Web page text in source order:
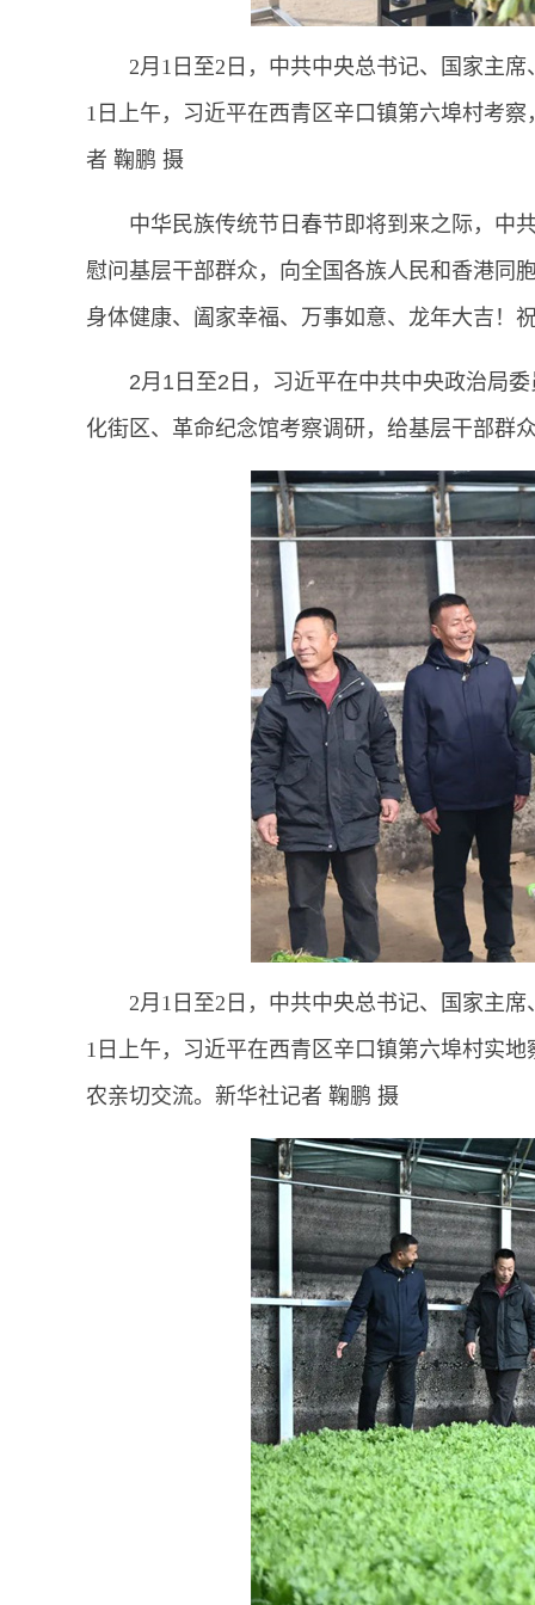
2月1日至2日，中共中央总书记、国家主
1日上午，习近平在西青区辛口镇第六埠村考
者 鞠鹏 摄
中华民族传统节日春节即将到来之际，中
慰问基层干部群众，向全国各族人民和香港同
身体健康、阖家幸福、万事如意、龙年大吉！
2月1日至2日，习近平在中共中央政治局
化街区、革命纪念馆考察调研，给基层干部群
2月1日至2日，中共中央总书记、国家主
1日上午，习近平在西青区辛口镇第六埠村实
农亲切交流。新华社记者 鞠鹏 摄